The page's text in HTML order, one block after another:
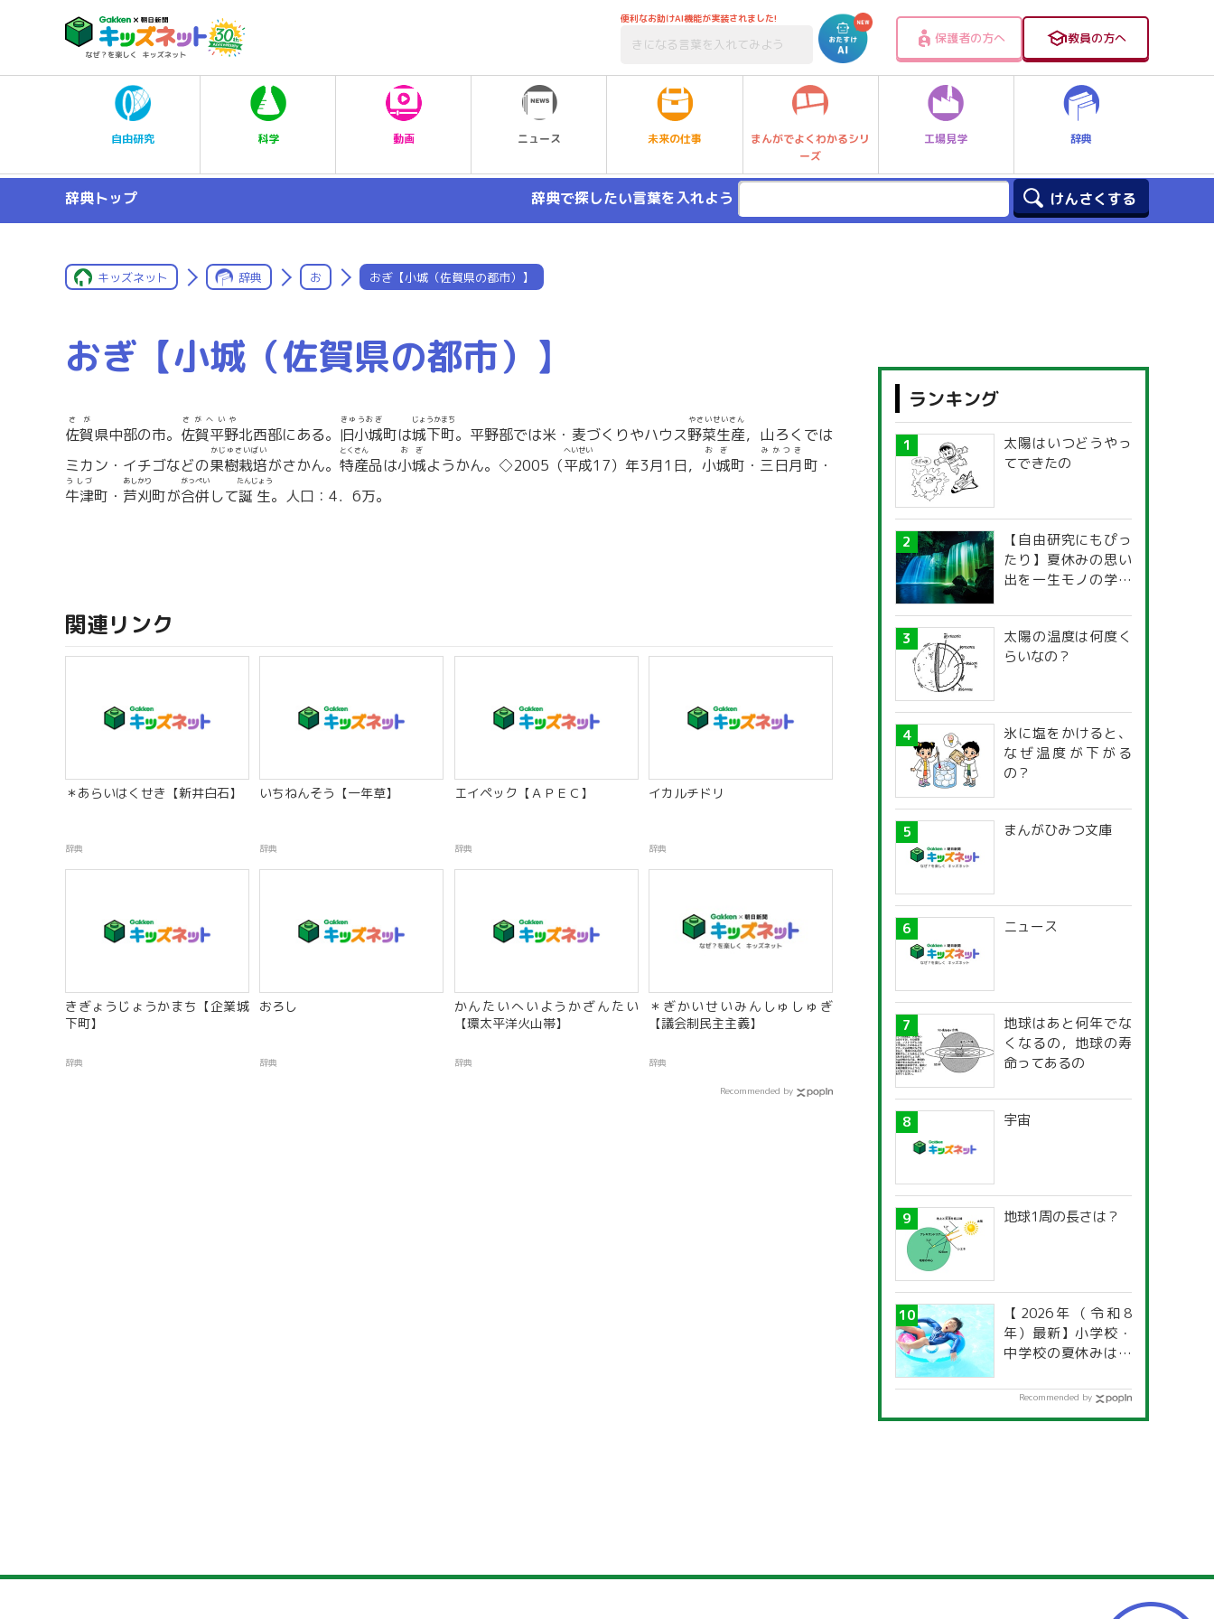
便利なお助けAI機能が実装されました!
保護者の方へ 教員の方へ
自由研究 科学 動画 ニュース 未来の仕事
まんがでよくわかるシリ
ーズ
工場見学 辞典
辞典トップ 辞典で探したい言葉を入れよう
キッズネット 辞典 お おぎ【小城（佐賀県の都市）】
おぎ【小城（佐賀県の都市）】
佐賀
さが
県中部の市。 佐賀平野
さがへいや
北西部にある。 旧小城
きゅうおぎ
町は城下町
じょうかまち
。平野部では米・麦づくりやハウス野菜生産
やさいせいさん
，山ろくでは
ミカン・イチゴなどの果樹栽培
かじゅさいばい
がさかん。 特産
とくさん
品は小城
おぎ
ようかん。◇2005（平成
へいせい
17）年3月1日， 小城
おぎ
町・ 三日月
みかつき
町・
牛津
うしづ
町・ 芦刈
あしかり
町が合併
がっぺい
して誕生
たんじょう
。人口：4．6万。
関連リンク
＊あらいはくせき【新井白石】
辞典
いちねんそう【一年草】
辞典
エイペック【ＡＰＥＣ】
辞典
イカルチドリ
辞典
きぎょうじょうかまち【企業城
下町】
辞典
おろし
辞典
かんたいへいようかざんたい
【環太平洋火山帯】
辞典
＊ぎかいせいみんしゅしゅぎ
【議会制民主主義】
辞典
Recommended by
ランキング
太陽はいつどうやっ
てできたの
【自由研究にもぴっ
たり】夏休みの思い
出を一生モノの学び
探究ガイド
太陽の温度は何度く
らいなの？
氷に塩をかけると、
なぜ温度が下がる
の？
まんがひみつ文庫
ニュース
地球はあと何年でな
くなるの，地球の寿
命ってあるの
宇宙
地球1周の長さは？
【2026年（令和8
年）最新】小学校・
中学校の夏休みはい
道府県別「夏季休暇
Recommended by